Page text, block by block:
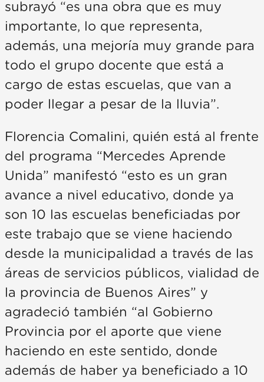
subrayó “es una obra que es muy
importante, lo que representa,
además, una mejoría muy grande para
todo el grupo docente que está a
cargo de estas escuelas, que van a
poder llegar a pesar de la lluvia”.
Florencia Comalini, quién está al frente
del programa “Mercedes Aprende
Unida” manifestó “esto es un gran
avance a nivel educativo, donde ya
son 10 las escuelas beneficiadas por
este trabajo que se viene haciendo
desde la municipalidad a través de las
áreas de servicios públicos, vialidad de
la provincia de Buenos Aires” y
agradeció también “al Gobierno
Provincia por el aporte que viene
haciendo en este sentido, donde
además de haber ya beneficiado a 10